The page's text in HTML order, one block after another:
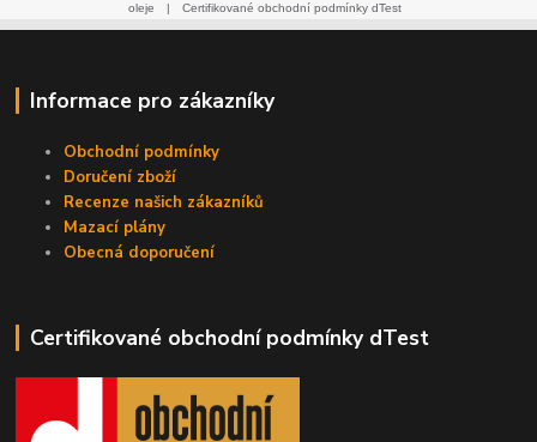
oleje
| Certifikované obchodní podmínky dTest
Informace pro zákazníky
Obchodní podmínky
Doručení zboží
Recenze našich zákazníků
Mazací plány
Obecná doporučení
Certifikované obchodní podmínky dTest